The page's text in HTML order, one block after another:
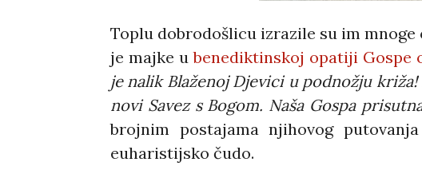
Toplu dobrodošlicu izrazile su im
je majke ubenediktinskoj opatiji Gospe
je nalik Blaženoj Djevici u podnožju
novi Savez s Bogom. Naša Gospa
brojnim postajama njihovog
euharistijsko čudo.